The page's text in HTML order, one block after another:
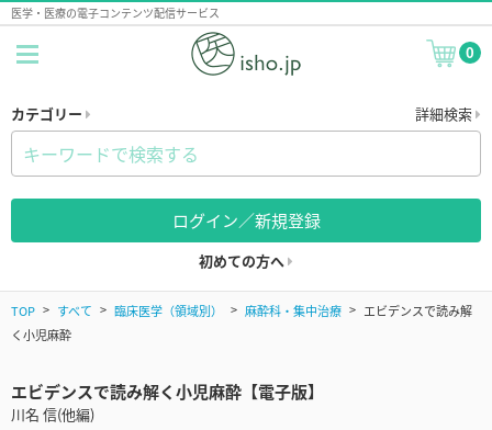
医学・医療の電子コンテンツ配信サービス
0
カテゴリー 詳細検索
ログイン／新規登録
初めての方へ
TOP すべて 臨床医学（領域別） 麻酔科・集中治療
エビデンスで読み解
く小児麻酔
エビデンスで読み解く小児麻酔【電子版】
川名 信(他編)